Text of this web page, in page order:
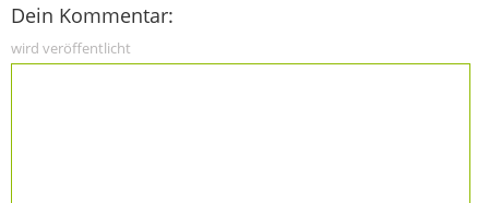
Dein Kommentar:
wird veröffentlicht